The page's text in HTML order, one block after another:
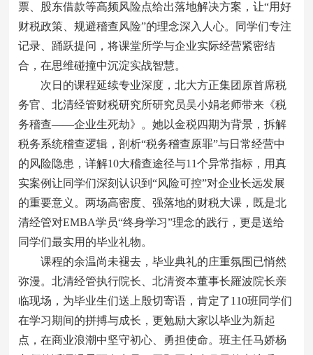
票、股东借款等高频风险点给出落地解决方案，让“用好
财税政策、规避稽查风险”的理念深入人心。同学们专注
记录、踊跃提问，将课堂所学与企业实际经营紧密结
合，在思维碰撞中沉淀实战智慧。
次日的课程延续专业深度，北大方正集团原首席税
务官、北清经管财税研究所研究员吴小娟老师带来《税
务稽查——企业生死劫》。她以金税四期为背景，拆解
税务系统稽查逻辑，剖析“税务稽查原罪”与日常经营中
的风险隐患，详解10大稽查途径与11个异常指标，用真
实案例让同学们深刻认识到“风险可控”对企业长远发展
的重要意义。两场高密度、强落地的财税大课，既是北
清经管对EMBA学员“终身学习”理念的践行，更是送给
同学们最实用的毕业礼物。
课程的余温尚未褪去，毕业典礼的庄重氛围已悄然
弥漫。北清经管执行院长、北清资本董事长羅波院长亲
临现场，为毕业生们送上殷切寄语，肯定了110班同学们
在学习期间的拼搏与成长，更勉励大家以毕业为新起
点，在商业浪潮中坚守初心、勇担使命。班主任马娇杨